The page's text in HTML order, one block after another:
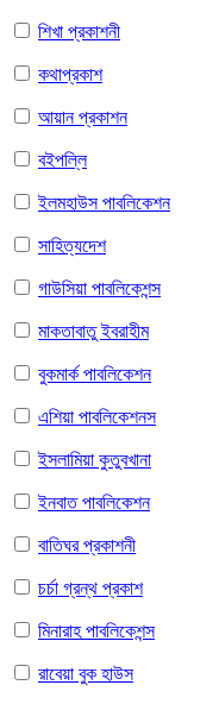
শিখা প্রকাশনী
কথাপ্রকাশ
আয়ান প্রকাশন
বইপল্লি
ইলমহাউস পাবলিকেশন
সাহিত্যদেশ
গাউসিয়া পাবলিকেশন্স
মাকতাবাতু ইবরাহীম
বুকমার্ক পাবলিকেশন
এশিয়া পাবলিকেশনস
ইসলামিয়া কুতুবখানা
ইনবাত পাবলিকেশন
বাতিঘর প্রকাশনী
চর্চা গ্রন্থ প্রকাশ
মিনারাহ পাবলিকেশন্স
রাবেয়া বুক হাউস